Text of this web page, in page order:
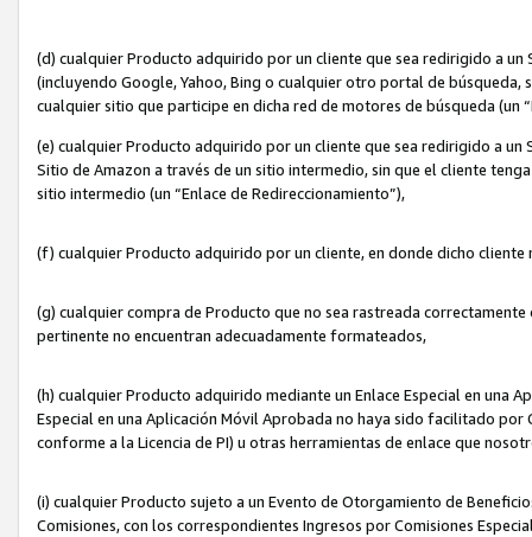
(d) cualquier Producto adquirido por un cliente que sea redirigido a
(incluyendo Google, Yahoo, Bing o cualquier otro portal de
cualquier sitio que participe en dicha red de motores de búsqueda (un
(e) cualquier Producto adquirido por un cliente que sea redirigido a un
Sitio de Amazon a través de un sitio intermedio, sin que el cliente
sitio intermedio (un “Enlace de Redireccionamiento”),
(f) cualquier Producto adquirido por un cliente, en donde dicho
(g) cualquier compra de Producto que no sea rastreada
pertinente no encuentran adecuadamente formateados,
(h) cualquier Producto adquirido mediante un Enlace Especial en una
Especial en una Aplicación Móvil Aprobada no haya sido facilitado
conforme a la Licencia de PI) u otras herramientas de enlace que
(i) cualquier Producto sujeto a un Evento de Otorgamiento de
Comisiones, con los correspondientes Ingresos por Comisiones